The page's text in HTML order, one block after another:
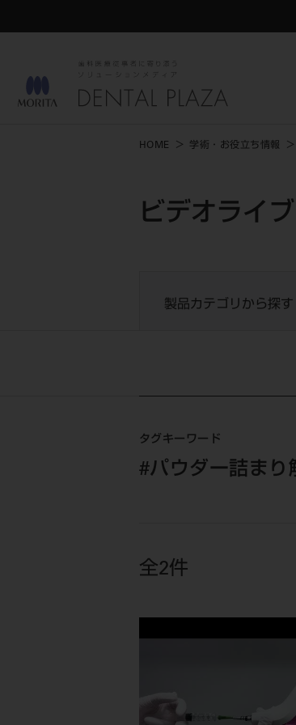
HOME 学術・お役立ち情報
ビデオライ
製品カテゴリから探す
タグキーワード
#パウダー詰まり
全2件